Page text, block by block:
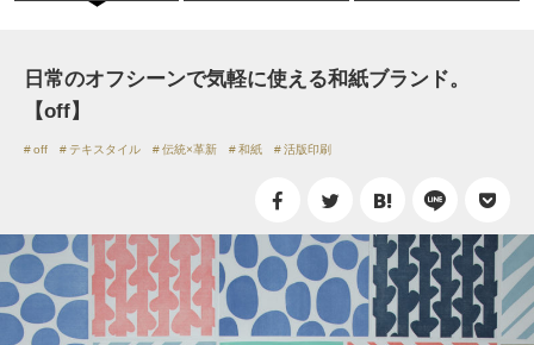
日常のオフシーンで気軽に使える和紙ブランド。
【off】
off テキスタイル 伝統×革新 和紙 活版印刷